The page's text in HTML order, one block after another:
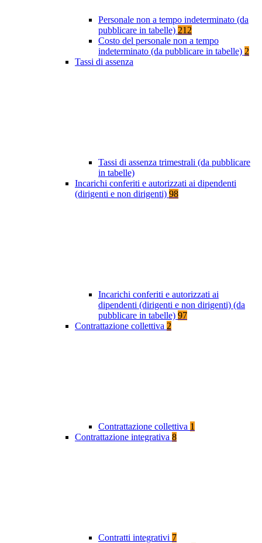
Personale non a tempo indeterminato (da
pubblicare in tabelle) 212
Costo del personale non a tempo
indeterminato (da pubblicare in tabelle) 2
Tassi di assenza
Tassi di assenza trimestrali (da pubblicare
in tabelle)
Incarichi conferiti e autorizzati ai dipendenti
(dirigenti e non dirigenti) 98
Incarichi conferiti e autorizzati ai
dipendenti (dirigenti e non dirigenti) (da
pubblicare in tabelle) 97
Contrattazione collettiva 2
Contrattazione collettiva 1
Contrattazione integrativa 8
Contratti integrativi 7